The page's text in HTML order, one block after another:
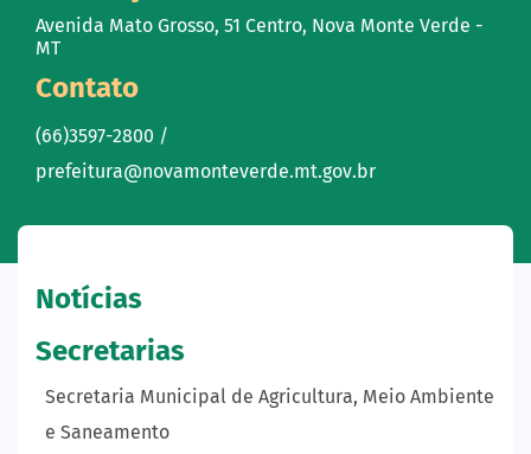
Avenida Mato Grosso, 51 Centro, Nova Monte Verde -
MT
Contato
(66)3597-2800 /
prefeitura@novamonteverde.mt.gov.br
Notícias
Secretarias
Secretaria Municipal de Agricultura, Meio Ambiente
e Saneamento